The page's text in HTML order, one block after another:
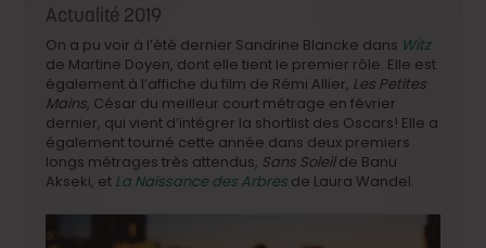
Actualité 2019
On a pu voir à l’été dernier Sandrine Blancke dans Witz
de Martine Doyen, dont elle tient le premier rôle. Elle est
également à l’affiche du film de Rémi Allier, Les Petites
Mains, César du meilleur court métrage en février
dernier, qui vient d’intégrer la shortlist des Oscars! Elle a
également tourné cette année dans deux premiers
longs métrages très attendus, Sans Soleilde Banu
Akseki, et La Naissance des Arbres de Laura Wandel.